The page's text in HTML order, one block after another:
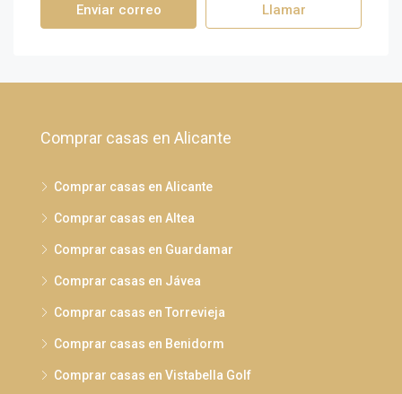
Enviar correo Llamar
Comprar casas en Alicante
Comprar casas en Alicante
Comprar casas en Altea
Comprar casas en Guardamar
Comprar casas en Jávea
Comprar casas en Torrevieja
Comprar casas en Benidorm
Comprar casas en Vistabella Golf